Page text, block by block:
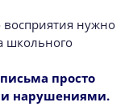
восприятия нужно
школьного
просто
нарушениями.